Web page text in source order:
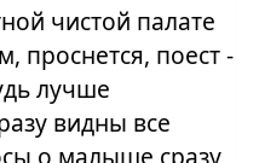
чистой палате
проснется, поест -
лучше
видны все